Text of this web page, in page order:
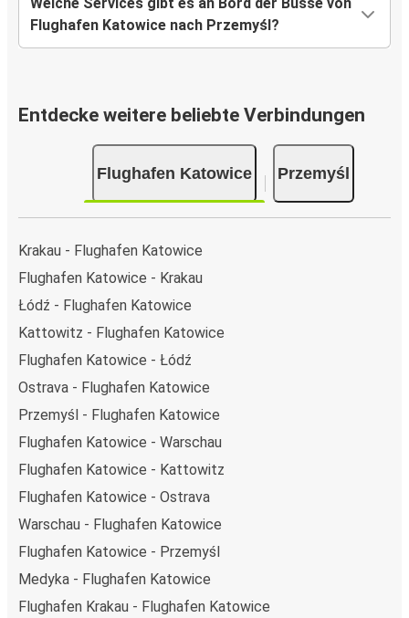
Flughafen Katowice nach Przemyśl?
Entdecke weitere beliebte Verbindungen
Flughafen Katowice Przemyśl
Krakau - Flughafen Katowice
Flughafen Katowice - Krakau
Łódź - Flughafen Katowice
Kattowitz - Flughafen Katowice
Flughafen Katowice - Łódź
Ostrava - Flughafen Katowice
Przemyśl - Flughafen Katowice
Flughafen Katowice - Warschau
Flughafen Katowice - Kattowitz
Flughafen Katowice - Ostrava
Warschau - Flughafen Katowice
Flughafen Katowice - Przemyśl
Medyka - Flughafen Katowice
Flughafen Krakau - Flughafen Katowice